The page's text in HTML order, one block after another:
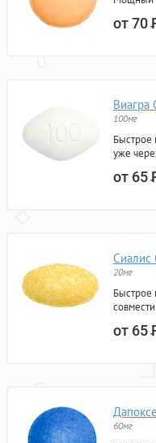
от 70
Виагра
100мг
Быстрое
уже
от 65
Сиалис
20мг
Быстрое
от 65
60мг